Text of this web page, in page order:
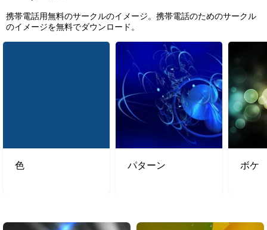
携帯電話用無料のサークルのイメージ。携帯電話のためのサークル
のイメージを無料でダウンロード。
色 パターン ボケ